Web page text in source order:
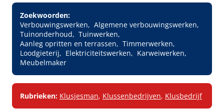
Zoekwoorden:
Verbouwingswerken
Algemene verbouwingswerken
Tuinonderhoud
Tuinwerken
Aanleg opritten en terrassen
Timmerwerken
Loodgieterij
Elektriciteitswerken
Karweiwerken
Meubelmaker
Rubrieken: Klusjesman, Klussenbedrijven, Klusbedrijf